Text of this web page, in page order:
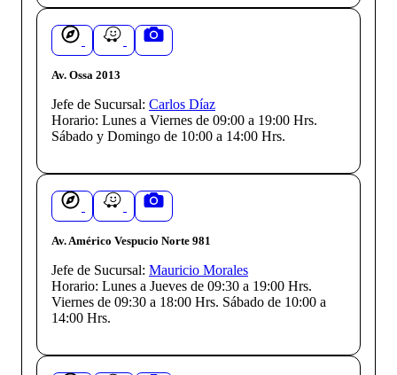
Av. Ossa 2013
Jefe de Sucursal: Carlos Díaz
Horario: Lunes a Viernes de 09:00 a 19:00 Hrs.
Sábado y Domingo de 10:00 a 14:00 Hrs.
Av. Américo Vespucio Norte 981
Jefe de Sucursal: Mauricio Morales
Horario: Lunes a Jueves de 09:30 a 19:00 Hrs.
Viernes de 09:30 a 18:00 Hrs. Sábado de 10:00 a
14:00 Hrs.